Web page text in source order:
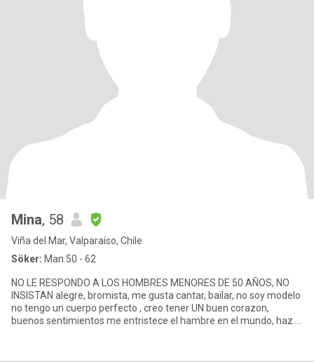
Mina, 58
Viña del Mar, Valparaíso, Chile
Söker: Man 50 - 62
NO LE RESPONDO A LOS HOMBRES MENORES DE 50 AÑOS, NO
INSISTAN alegre, bromista, me gusta cantar, bailar, no soy modelo
no tengo un cuerpo perfecto , creo tener UN buen corazon,
buenos sentimientos me entristece el hambre en el mundo, haz el